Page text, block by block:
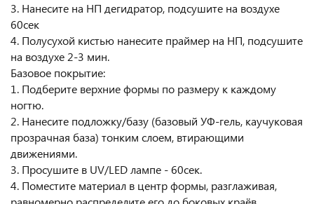
3. Нанесите на НП дегидратор, подсушите на воздухе
60сек
4. Полусухой кистью нанесите праймер на НП, подсушите
на воздухе 2-3 мин.
Базовое покрытие:
1. Подберите верхние формы по размеру к каждому
ногтю.
2. Нанесите подложку/базу (базовый УФ-гель, каучуковая
прозрачная база) тонким слоем, втирающими
движениями.
3. Просушите в UV/LED лампе - 60сек.
4. Поместите материал в центр формы, разглаживая,